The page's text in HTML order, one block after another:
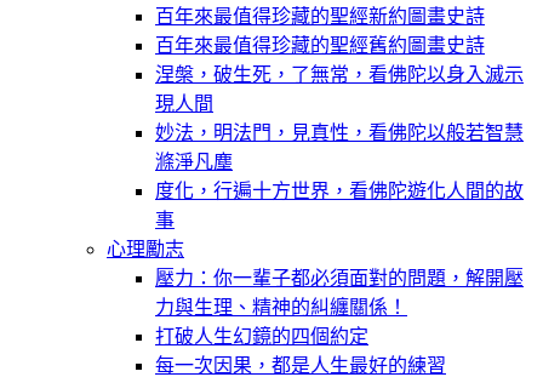
百年來最值得珍藏的聖經新約圖畫史詩
百年來最值得珍藏的聖經舊約圖畫史詩
涅槃，破生死，了無常，看佛陀以身入滅示
現人間
妙法，明法門，見真性，看佛陀以般若智慧
滌淨凡塵
度化，行遍十方世界，看佛陀遊化人間的故
事
心理勵志
壓力：你一輩子都必須面對的問題，解開壓
力與生理、精神的糾纏關係！
打破人生幻鏡的四個約定
每一次因果，都是人生最好的練習